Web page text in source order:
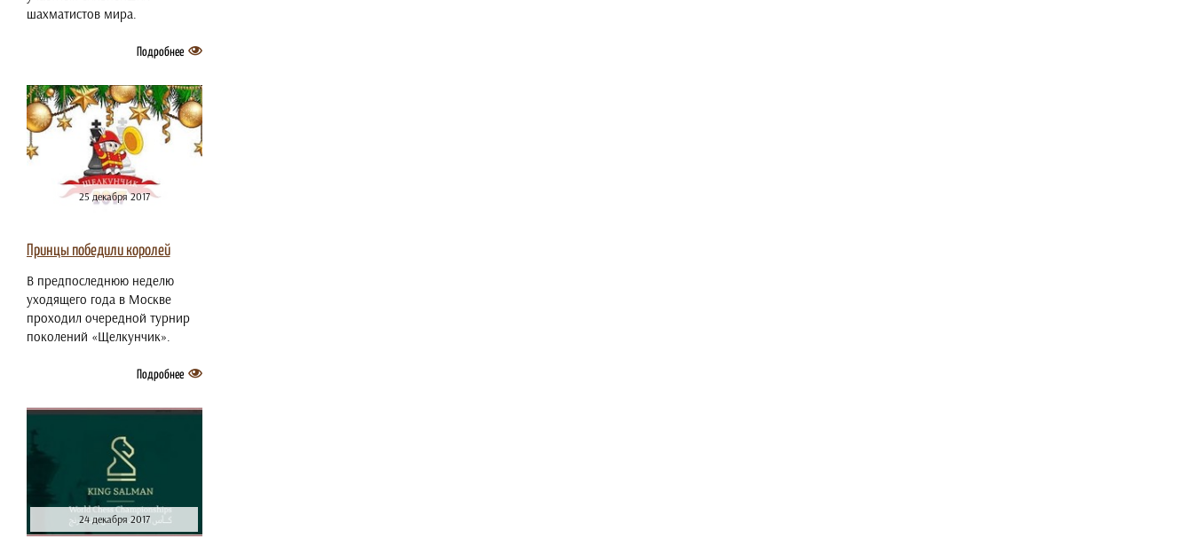
шахматистов мира.
Подробнее
25 декабря 2017
Принцы победили королей
В предпоследнюю неделю
уходящего года в Москве
проходил очередной турнир
поколений «Щелкунчик».
Подробнее
24 декабря 2017